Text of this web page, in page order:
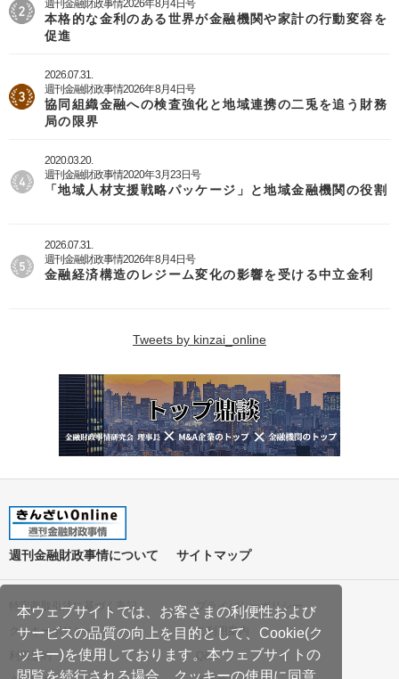
本ウェブサイトでは、お客さまの利便性および
サービスの品質の向上を目的として、Cookie(ク
ッキー)を使用しております。本ウェブサイトの
閲覧を続行される場合、クッキーの使用に同意
週刊金融財政事情2026年8月4日号
本格的な金利のある世界が金融機関や家計の行動変容を
促進
2026.07.31.
週刊金融財政事情2026年8月4日号
協同組織金融への検査強化と地域連携の二兎を追う財務
局の限界
2020.03.20.
週刊金融財政事情2020年3月23日号
「地域人材支援戦略パッケージ」と地域金融機関の役割
2026.07.31.
週刊金融財政事情2026年8月4日号
金融経済構造のレジーム変化の影響を受ける中立金利
Tweets by kinzai_online
週刊金融財政事情について サイトマップ
特定商取引法に基づく表記
プライバシーポリシー
クッキーポリシー
ご利用案内
利用規約
Q&A